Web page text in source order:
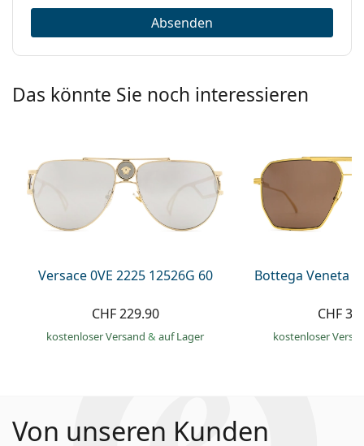
Absenden
Das könnte Sie noch interessieren
Versace 0VE 2225 12526G 60
CHF 229.90
kostenloser Versand& auf Lager
Bottega Veneta
CHF
kostenloser
Von unseren Kunden